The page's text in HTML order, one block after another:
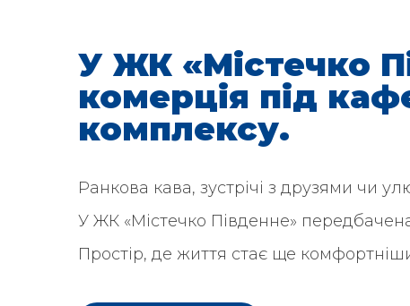
У ЖК «Містечко
комерція під
комплексу.
Ранкова кава, зустрічі з друзями чи
У ЖК «Містечко Південне»
Простір, де життя стає ще